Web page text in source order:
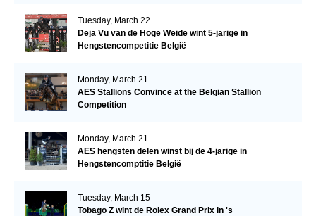
Tuesday, March 22
Deja Vu van de Hoge Weide wint 5-jarige in
Hengstencompetitie België
Monday, March 21
AES Stallions Convince at the Belgian Stallion
Competition
Monday, March 21
AES hengsten delen winst bij de 4-jarige in
Hengstencomptitie België
Tuesday, March 15
Tobago Z wint de Rolex Grand Prix in 's